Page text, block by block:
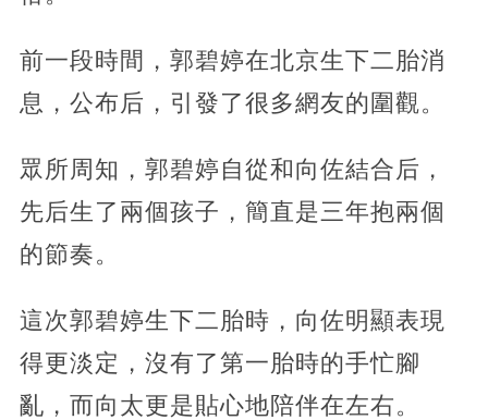
前一段時間，郭碧婷在北京生下二胎消
息，公布后，引發了很多網友的圍觀。
眾所周知，郭碧婷自從和向佐結合后，
先后生了兩個孩子，簡直是三年抱兩個
的節奏。
這次郭碧婷生下二胎時，向佐明顯表現
得更淡定，沒有了第一胎時的手忙腳
亂，而向太更是貼心地陪伴在左右。